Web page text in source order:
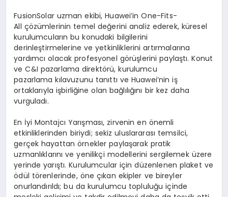
FusionSolar uzman ekibi, Huawei’in One-Fits-
All çözümlerinin temel değerini analiz ederek, küresel
kurulumcuların bu konudaki bilgilerini
derinleştirmelerine ve yetkinliklerini artırmalarına
yardımcı olacak profesyonel görüşlerini paylaştı. Konut
ve C&I pazarlama direktörü, kurulumcu
pazarlama kılavuzunu tanıttı ve Huawei’nin iş
ortaklarıyla işbirliğine olan bağlılığını bir kez daha
vurguladı.
En İyi Montajcı Yarışması, zirvenin en önemli
etkinliklerinden biriydi; sekiz uluslararası temsilci,
gerçek hayattan örnekler paylaşarak pratik
uzmanlıklarını ve yenilikçi modellerini sergilemek üzere
yerinde yarıştı. Kurulumcular için düzenlenen plaket ve
ödül törenlerinde, öne çıkan ekipler ve bireyler
onurlandırıldı; bu da kurulumcu topluluğu içinde